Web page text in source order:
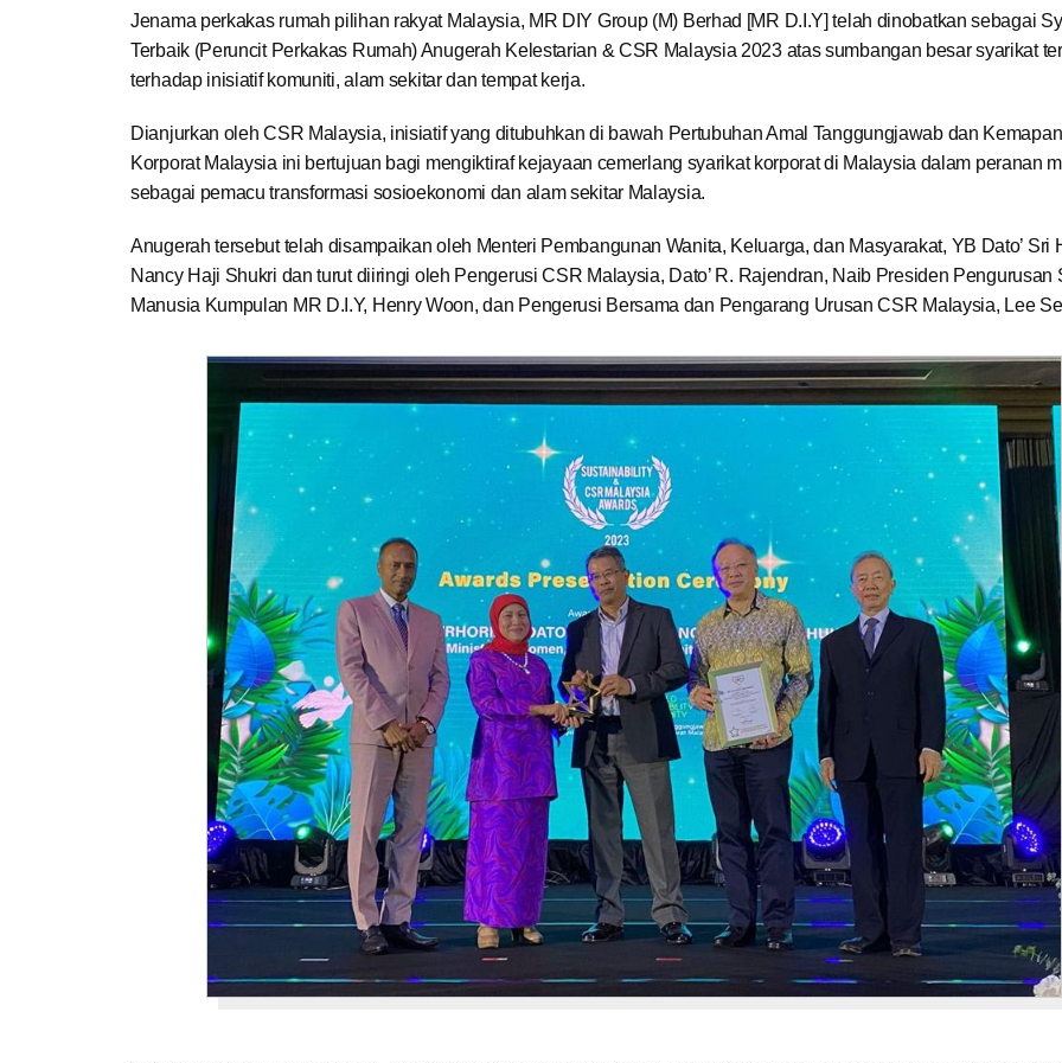
Jenama perkakas rumah pilihan rakyat Malaysia, MR DIY Group (M) Berhad [MR D.I.Y] telah dinobatkan sebagai
Terbaik (Peruncit Perkakas Rumah) Anugerah Kelestarian & CSR Malaysia 2023 atas sumbangan besar syarikat
terhadap inisiatif komuniti, alam sekitar dan tempat kerja.
Dianjurkan oleh CSR Malaysia, inisiatif yang ditubuhkan di bawah Pertubuhan Amal Tanggungjawab dan
Korporat Malaysia ini bertujuan bagi mengiktiraf kejayaan cemerlang syarikat korporat di Malaysia dalam peranan
sebagai pemacu transformasi sosioekonomi dan alam sekitar Malaysia.
Anugerah tersebut telah disampaikan oleh Menteri Pembangunan Wanita, Keluarga, dan Masyarakat, YB Dato’ Sri
Nancy Haji Shukri dan turut diiringi oleh Pengerusi CSR Malaysia, Dato’ R. Rajendran, Naib Presiden Pengurusan
Manusia Kumpulan MR D.I.Y, Henry Woon, dan Pengerusi Bersama dan Pengarang Urusan CSR Malaysia, Lee